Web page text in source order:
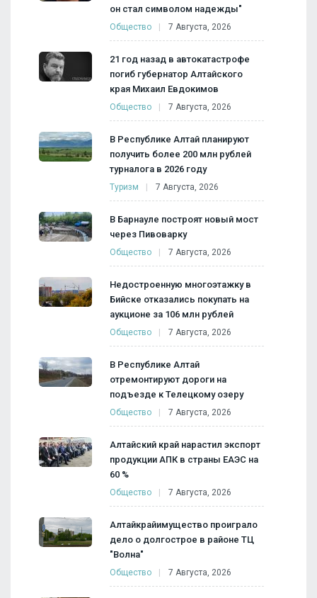
он стал символом надежды"
Общество 7 Августа, 2026
21 год назад в автокатастрофе
погиб губернатор Алтайского
края Михаил Евдокимов
Общество 7 Августа, 2026
В Республике Алтай планируют
получить более 200 млн рублей
турналога в 2026 году
Туризм 7 Августа, 2026
В Барнауле построят новый мост
через Пивоварку
Общество 7 Августа, 2026
Недостроенную многоэтажку в
Бийске отказались покупать на
аукционе за 106 млн рублей
Общество 7 Августа, 2026
В Республике Алтай
отремонтируют дороги на
подъезде к Телецкому озеру
Общество 7 Августа, 2026
Алтайский край нарастил экспорт
продукции АПК в страны ЕАЭС на
60 %
Общество 7 Августа, 2026
Алтайкрайимущество проиграло
дело о долгострое в районе ТЦ
"Волна"
Общество 7 Августа, 2026